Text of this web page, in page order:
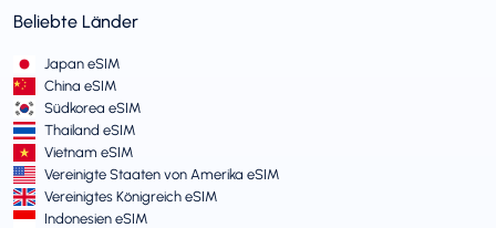
Beliebte Länder
Japan eSIM
China eSIM
Südkorea eSIM
Thailand eSIM
Vietnam eSIM
Vereinigte Staaten von Amerika eSIM
Vereinigtes Königreich eSIM
Indonesien eSIM